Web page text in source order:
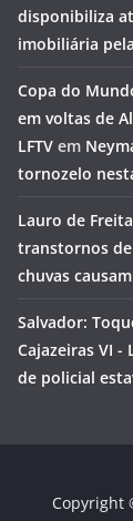
disponibiliza
imobiliária
Copa do
em voltas de
LFTV em
tornozelo
Lauro de
transtornos
chuvas
Salvador:
Cajazeiras VI -
de policial
Copyright